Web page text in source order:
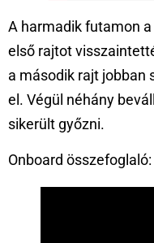
A harmadik futamon
első rajtot
a második rajt jobban
el. Végül néhány
sikerült győzni.
Onboard összefoglaló: